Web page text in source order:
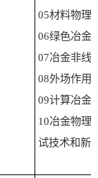
05材料物理
06绿色冶金
07冶金非线
08外场作用
09计算冶金
10冶金物理
试技术和新